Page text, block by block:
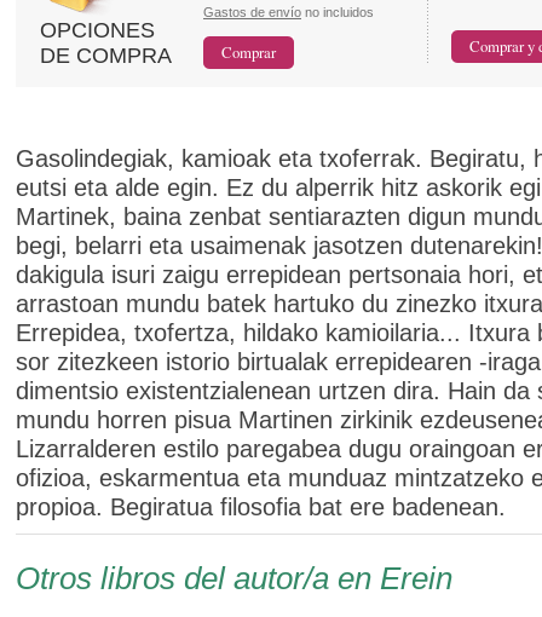
OPCIONES
DE COMPRA
Gastos de envío no incluidos
Gasolindegiak, kamioak eta txoferrak. Begiratu,
eutsi eta alde egin. Ez du alperrik hitz askorik
Martinek, baina zenbat sentiarazten digun
begi, belarri eta usaimenak jasotzen
dakigula isuri zaigu errepidean pertsonaia hori,
arrastoan mundu batek hartuko du zinezko
Errepidea, txofertza, hildako kamioilaria... Itxura
sor zitezkeen istorio birtualak errepidearen -
dimentsio existentzialenean urtzen dira. Hain da
mundu horren pisua Martinen zirkinik
Lizarralderen estilo paregabea dugu oraingoan
ofizioa, eskarmentua eta munduaz mintzatzeko
propioa. Begiratua filosofia bat ere badenean.
Otros libros del autor/a en Erein